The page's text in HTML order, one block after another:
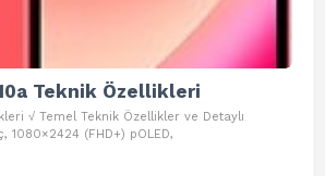
Teknik Özellikleri
√ Temel Teknik Özellikler ve Detaylı
1080×2424 (FHD+) pOLED,